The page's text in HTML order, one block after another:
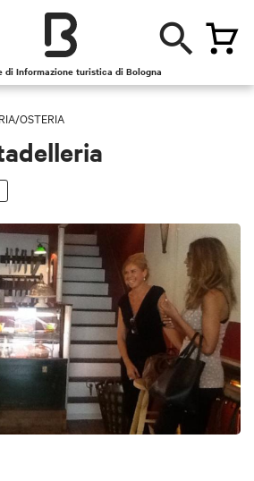
di Informazione turistica di Bologna
OSTERIA